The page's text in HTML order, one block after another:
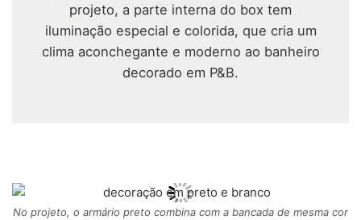
projeto, a parte interna do box tem
iluminação especial e colorida, que cria um
clima aconchegante e moderno ao banheiro
decorado em P&B.
No projeto, o armário preto combina com a bancada de mesma cor